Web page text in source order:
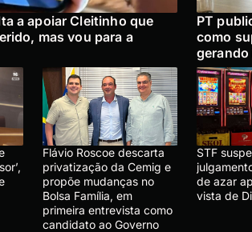
a apoiar Cleitinho que
mas vou para a
PT
como
Flávio Roscoe descarta
privatização da Cemig e
propõe mudanças no
Bolsa Família, em
primeira entrevista como
candidato ao Governo
STF
de azar
vista de